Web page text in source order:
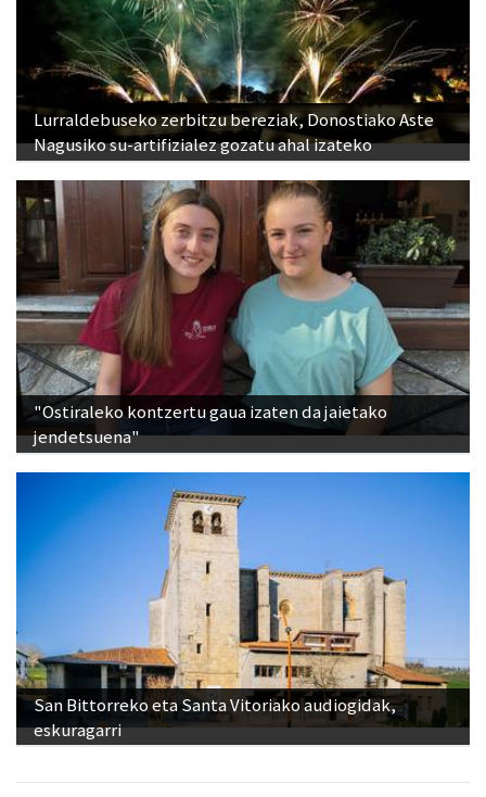
Lurraldebuseko zerbitzu bereziak, Donostiako Aste
Nagusiko su-artifizialez gozatu ahal izateko
"Ostiraleko kontzertu gaua izaten da jaietako
jendetsuena"
San Bittorreko eta Santa Vitoriako audiogidak,
eskuragarri